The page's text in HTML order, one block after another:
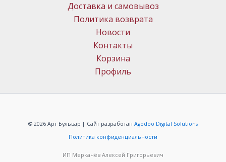
Доставка и самовывоз
Политика возврата
Новости
Контакты
Корзина
Профиль
© 2026 Арт Бульвар | Сайт разработан Agodoo Digital Solutions
Политика конфиденциальности
ИП Меркачёв Алексей Григорьевич